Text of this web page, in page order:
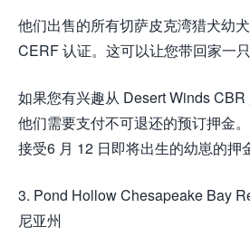
他们出售的所有切萨皮克湾猎犬幼
CERF 认证。这可以让您带回家一
如果您有兴趣从 Desert Winds CBR
他们需要支付不可退还的预订押金
接受6 月 12 日即将出生的幼崽的押
3. Pond Hollow Chesapeake Bay
尼亚州